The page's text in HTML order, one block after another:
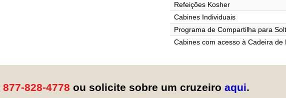
Refeições Kosher
Cabines Individuais
Programa de Compartilha para
Cabines com acesso à Cadeira de
877-828-4778 ou solicite sobre um cruzeiro aqui.